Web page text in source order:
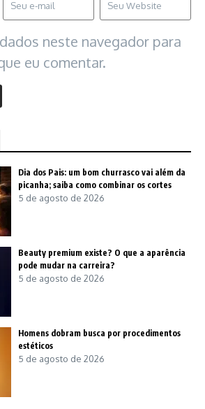
neste navegador para
eu comentar.
Dia dos Pais: um bom churrasco vai além da
picanha; saiba como combinar os cortes
5 de agosto de 2026
Beauty premium existe? O que a aparência
pode mudar na carreira?
5 de agosto de 2026
Homens dobram busca por procedimentos
estéticos
5 de agosto de 2026